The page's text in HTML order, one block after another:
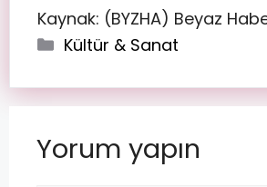
Kaynak: (BYZHA) Beyaz
Kültür & Sanat
Yorum yapın